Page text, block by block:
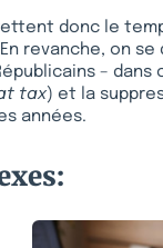
donc le
revanche, on
–
tax) et la
années.